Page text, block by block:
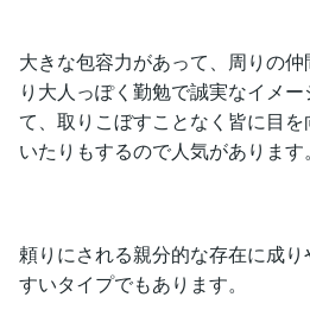
大きな包容力があって、周りの
り大人っぽく勤勉で誠実なイメ
て、取りこぼすことなく皆に目
いたりもするので人気があります。
頼りにされる親分的な存在に成
すいタイプでもあります。